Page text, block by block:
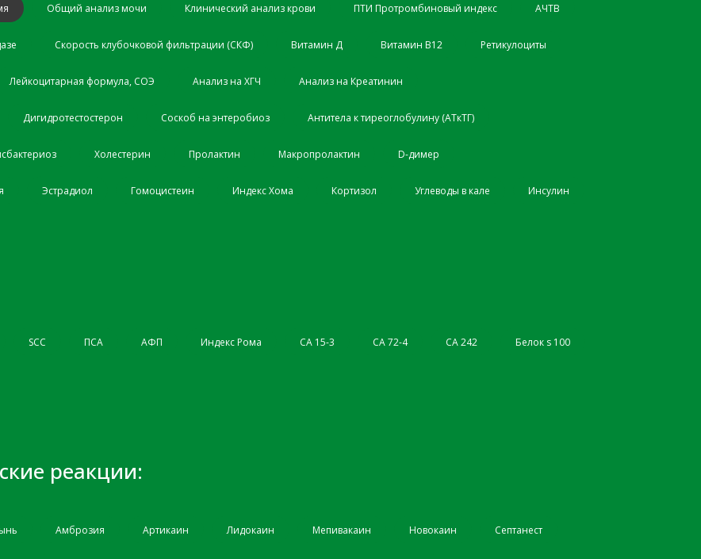
Общий анализ мочи Клинический анализ крови ПТИ Протромбиновый индекс АЧТВ
Скорость клубочковой фильтрации (СКФ) Витамин Д Витамин B12 Ретикулоциты
Лейкоцитарная формула, СОЭ Анализ на ХГЧ Анализ на Креатинин
Дигидротестостерон Соскоб на энтеробиоз Антитела к тиреоглобулину (АТкТГ)
Холестерин Пролактин Макропролактин D-димер
Эстрадиол Гомоцистеин Индекс Хома Кортизол Углеводы в кале Инсулин
SCC ПСА АФП Индекс Рома СА 15-3 СА 72-4 СА 242 Белок s 100
реакции:
Амброзия Артикаин Лидокаин Мепивакаин Новокаин Септанест